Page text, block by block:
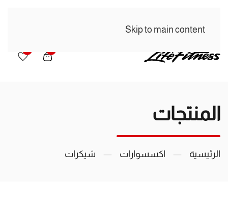
Skip to main content
المنتجات
الرئيسية اكسسوارات شيكرات